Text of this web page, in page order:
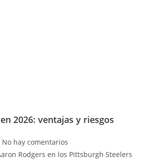
2026: ventajas y riesgos
No hay comentarios
Rodgers en los Pittsburgh Steelers